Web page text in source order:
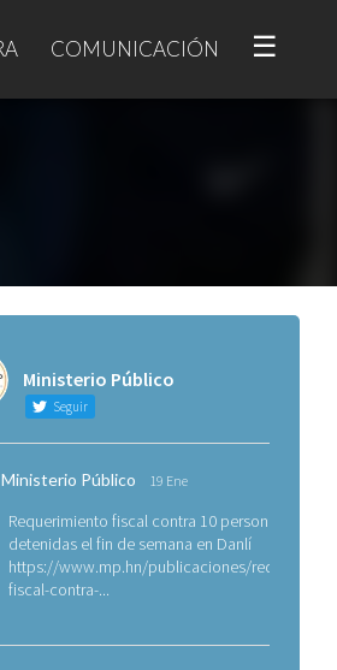
COMUNICACIÓN ☰
Ministerio Público
Seguir
Ministerio Público 19 Ene
Requerimiento fiscal contra 10 personas
detenidas el fin de semana en Danlí
https://www.mp.hn/publicaciones/
fiscal-contra-...